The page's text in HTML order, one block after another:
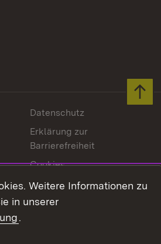
Datenschutz
Erklärung zur
Barrierefreiheit
Cookies
Weitere Informationen zu
in unserer
.